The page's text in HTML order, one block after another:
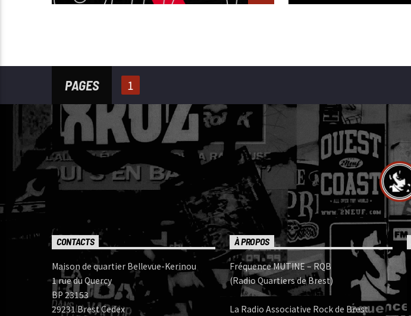
PAGES 1
CONTACTS
Maison de quartier Bellevue-Kerinou
1 rue du Quercy
BP 23153
29231 Brest Cedex
À PROPOS
Fréquence MUTINE – RQB
(Radio Quartiers de Brest)
La Radio Associative Rock de Brest